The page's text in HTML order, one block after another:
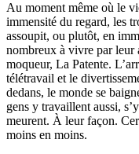
Au moment même où le
immensité du regard, les
assoupit, ou plutôt, en
nombreux à vivre par leur
moqueur, La Patente.
télétravail et le
dedans, le monde se
gens y travaillent aussi,
meurent. À leur façon.
moins en moins.